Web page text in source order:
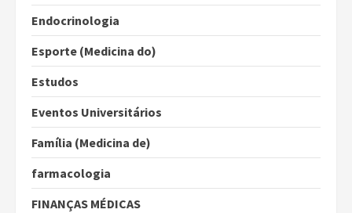
Endocrinologia
Esporte (Medicina do)
Estudos
Eventos Universitários
Família (Medicina de)
farmacologia
FINANÇAS MÉDICAS